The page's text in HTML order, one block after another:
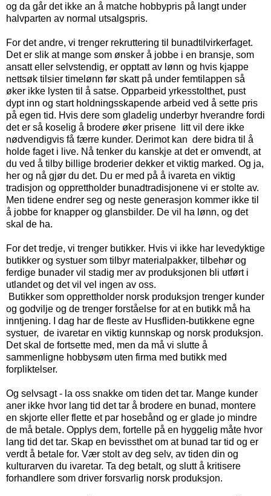
og da går det ikke an å matche hobbypris på langt under
halvparten av normal utsalgspris.
For det andre, vi trenger rekruttering til bunadtilvirkerfaget.
Det er slik at mange som ønsker å jobbe i en bransje, som
ansatt eller selvstendig, er opptatt av lønn og hvis kjappe
nettsøk tilsier timelønn før skatt på under femtilappen så
øker ikke lysten til å satse. Opparbeid yrkesstolthet, pust
dypt inn og start holdningsskapende arbeid ved å sette pris
på egen tid. Hvis dere som gladelig underbyr hverandre fordi
det er så koselig å brodere øker prisene litt vil dere ikke
nødvendigvis få færre kunder. Derimot kan dere bidra til å
holde faget i live. Nå tenker du kanskje at det er omvendt, at
du ved å tilby billige broderier dekker et viktig marked. Og ja,
her og nå gjør du det. Du er med på å ivareta en viktig
tradisjon og opprettholder bunadtradisjonene vi er stolte av.
Men tidene endrer seg og neste generasjon kommer ikke til
å jobbe for knapper og glansbilder. De vil ha lønn, og det
skal de ha.
For det tredje, vi trenger butikker. Hvis vi ikke har levedyktige
butikker og systuer som tilbyr materialpakker, tilbehør og
ferdige bunader vil stadig mer av produksjonen bli utført i
utlandet og det vil vel ingen av oss.
Butikker som opprettholder norsk produksjon trenger kunder
og godvilje og de trenger forståelse for at en butikk må ha
inntjening. I dag har de fleste av Husfliden-butikkene egne
systuer, de ivaretar en viktig kunnskap og norsk produksjon.
Det skal de fortsette med, men da må vi slutte å
sammenligne hobbysøm uten firma med butikk med
forpliktelser.
Og selvsagt - la oss snakke om tiden det tar. Mange kunder
aner ikke hvor lang tid det tar å brodere en bunad, montere
en skjorte eller flette et par hosebånd og er glade jo mindre
de må betale. Opplys dem, fortelle på en hyggelig måte hvor
lang tid det tar. Skap en bevissthet om at bunad tar tid og er
verdt å betale for. Vær stolt av deg selv, av tiden din og
kulturarven du ivaretar. Ta deg betalt, og slutt å kritisere
forhandlere som driver forsvarlig norsk produksjon.